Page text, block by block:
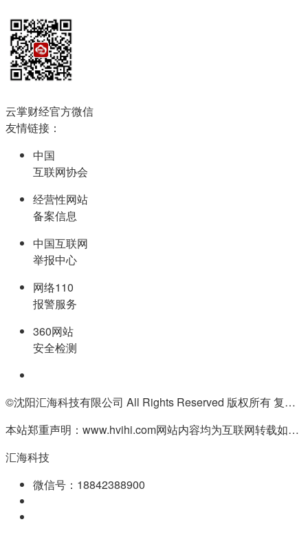
云掌财经官方微信
友情链接：
中国
互联网协会
经营性网站
备案信息
中国互联网
举报中心
网络110
报警服务
360网站
安全检测
©沈阳汇海科技有限公司 All Rights Reserved 版权所有 复制必究
本站郑重声明：www.hvihi.com网站内容均为互联网转载如有侵权请联系QQ:55506560删除
汇海科技
微信号：18842388900